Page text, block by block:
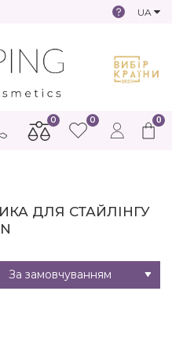
UA
0
0 0
ДЛЯ СТАЙЛІНГУ